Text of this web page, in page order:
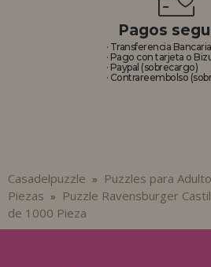
Pagos
· Transferencia Bancaria
· Pago con tarjeta o
· Paypal (sobrecargo)
· Contrareembolso
Casadelpuzzle » Puzzles para
Piezas »
Puzzle Ravensburger
de 1000 Pieza